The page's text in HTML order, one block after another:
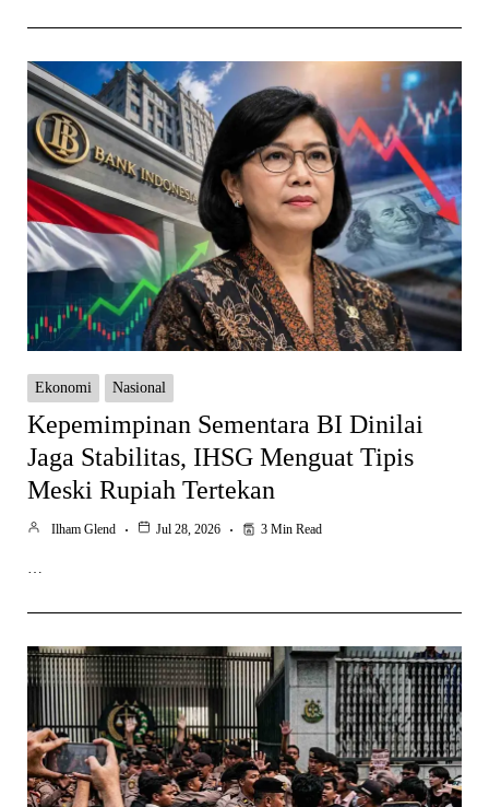
Ekonomi Nasional
Kepemimpinan Sementara BI Dinilai
Jaga Stabilitas, IHSG Menguat Tipis
Meski Rupiah Tertekan
Ilham Glend Jul 28, 2026 3 Min Read